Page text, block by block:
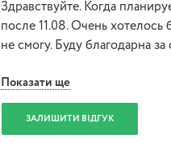
Здравствуйте. Когда
после 11.08. Очень хотелось
не смогу. Буду благодарна за
Показати ще
ЗАЛИШИТИ ВІДГУК